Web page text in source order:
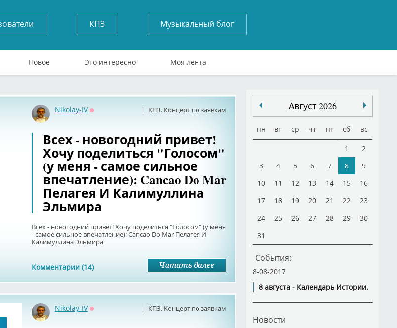
КПЗ Музыкальный блог
Новое Это интересно Моя лента
КПЗ. Концерт по заявкам
Nikolay-IV
Всех - новогодний привет!
Хочу поделиться "Голосом"
(у меня - самое сильное
впечатление): Cancao Do Mar
Пелагея И Калимуллина
Эльмира
Всех - новогодний привет! Хочу поделиться "Голосом" (у меня
- самое сильное впечатление): Cancao Do Mar Пелагея И
Калимуллина Эльмира
Комментарии (14)
КПЗ. Концерт по заявкам
Nikolay-IV
Август 2026
пн вт ср чт пт сб вс
1
2
3
4 5 6 7 8
9
10
11 12 13 14 15
16
17
18 19 20 21 22
23
24
25 26 27 28 29
30
31
События:
8-08-2017
8 августа - Календарь Истории.
Новости